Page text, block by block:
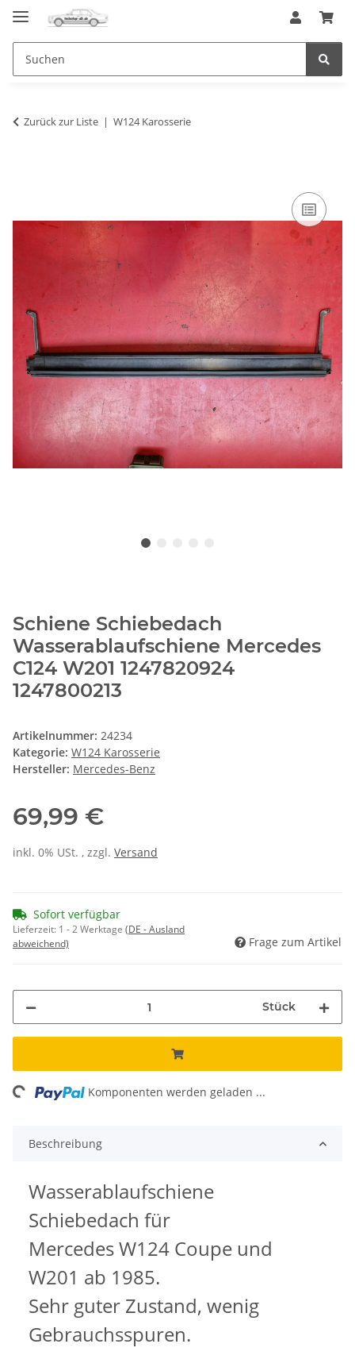
Zurück zur Liste W124 Karosserie
Schiene Schiebedach
Wasserablaufschiene Mercedes
C124 W201 1247820924
1247800213
Artikelnummer: 24234
Kategorie: W124 Karosserie
Hersteller: Mercedes-Benz
69,99 €
inkl. 0% USt. , zzgl. Versand
Sofort verfügbar
Lieferzeit: 1 - 2 Werktage (DE - Ausland
abweichend)
Frage zum Artikel
Stück
Komponenten werden geladen ...
Beschreibung
Wasserablaufschiene
Schiebedach für
Mercedes W124 Coupe und
W201 ab 1985.
Sehr guter Zustand, wenig
Gebrauchsspuren.